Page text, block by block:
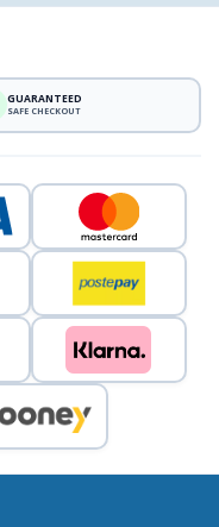
GUARANTEED
SAFE CHECKOUT